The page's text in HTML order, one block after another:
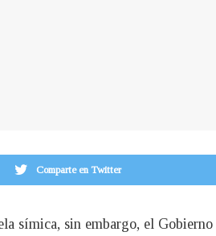
Comparte en Twitter
símica, sin embargo, el Gobierno